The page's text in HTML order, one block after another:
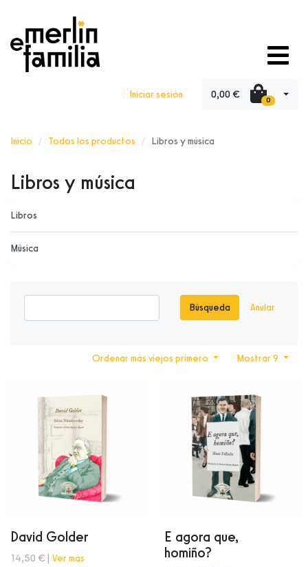
Iniciar sesión 0,00 € 0
Inicio Todos los productos Libros y música
Libros y música
Libros
Música
Búsqueda Anular
Mostrar 9
Ordenar más viejos primero
David Golder
14,50 € | Ver más
E agora que,
homiño?